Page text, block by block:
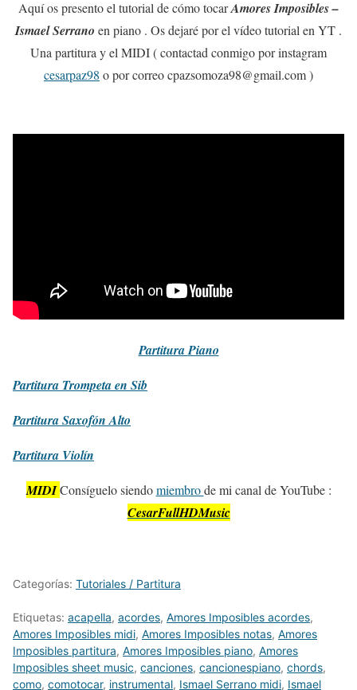
Aquí os presento el tutorial de cómo tocarAmores Imposibles –
Ismael Serrano en piano . Os dejaré por el vídeo tutorial en YT .
Una partitura y el MIDI ( contactad conmigo por instagram
cesarpaz98 o por correo cpazsomoza98@gmail.com )
PartituraPiano
Partitura Trompeta en Sib
PartituraSaxofón Alto
Partitura Violín
MIDI Consíguelo siendomiembrode mi canal de YouTube :
CesarFullHDMusic
Categorías: Tutoriales / Partitura
Etiquetas: acapella, acordes, Amores Imposibles acordes,
Amores Imposibles midi, Amores Imposibles notas, Amores
Imposibles partitura, Amores Imposibles piano, Amores
Imposibles sheet music, canciones, cancionespiano, chords,
como, comotocar, instrumental, Ismael Serrano midi, Ismael